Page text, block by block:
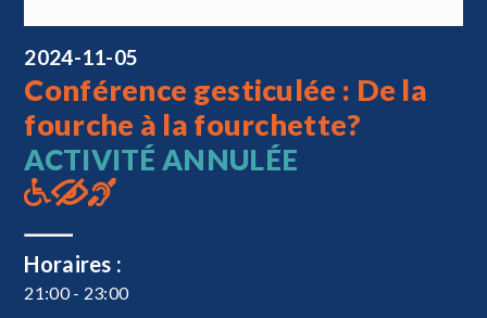
2024-11-05
Conférence gesticulée : De la
fourche à la fourchette?
ACTIVITÉ ANNULÉE
Horaires :
21:00 - 23:00